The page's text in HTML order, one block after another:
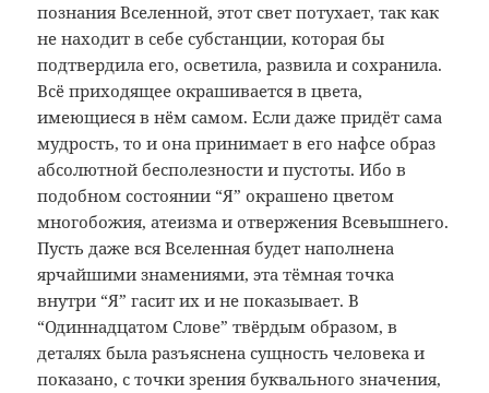
познания Вселенной, этот свет потухает, так как
не находит в себе субстанции, которая бы
подтвердила его, осветила, развила и сохранила.
Всё приходящее окрашивается в цвета,
имеющиеся в нём самом. Если даже придёт сама
мудрость, то и она принимает в его нафсе образ
абсолютной бесполезности и пустоты. Ибо в
подобном состоянии “Я” окрашено цветом
многобожия, атеизма и отвержения Всевышнего.
Пусть даже вся Вселенная будет наполнена
ярчайшими знамениями, эта тёмная точка
внутри “Я” гасит их и не показывает. В
“Одиннадцатом Слове” твёрдым образом, в
деталях была разъяснена сущность человека и
показано, с точки зрения буквального значения,